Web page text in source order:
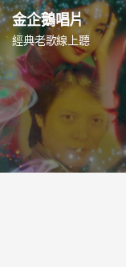
跳
至
主
要
內
容
金企鵝唱片
經典老歌線上聽